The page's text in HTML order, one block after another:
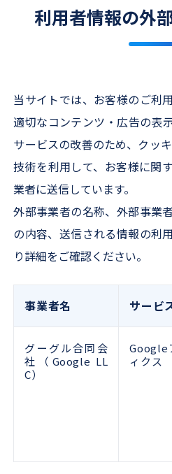
利用者情報の外
当サイトでは、お客様のご利
適切なコンテンツ・広告の表
サービスの改善のため、クッ
技術を利用して、お客様に関
業者に送信しています。
外部事業者の名称、外部事業
の内容、送信される情報の利
り詳細をご確認ください。
事業者名 サービ
グーグル合同会
社（Google LL
C）
Google
ィクス